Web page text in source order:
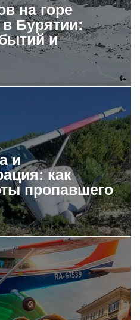
на горе
Бурятии:
и
и
как
пропавшего